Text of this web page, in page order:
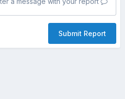
Submit Report